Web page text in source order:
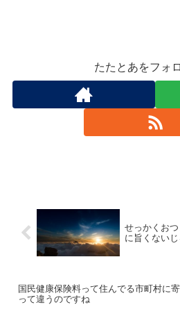
たたとあをフォ
せっかくお
に旨くない
国民健康保険料って住んでる市町村に寄
って違うのですね